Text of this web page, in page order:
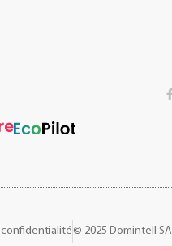
© 2025 Domintell SA